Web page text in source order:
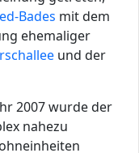
Bades mit dem
ehemaliger
und der
2007 wurde der
nahezu